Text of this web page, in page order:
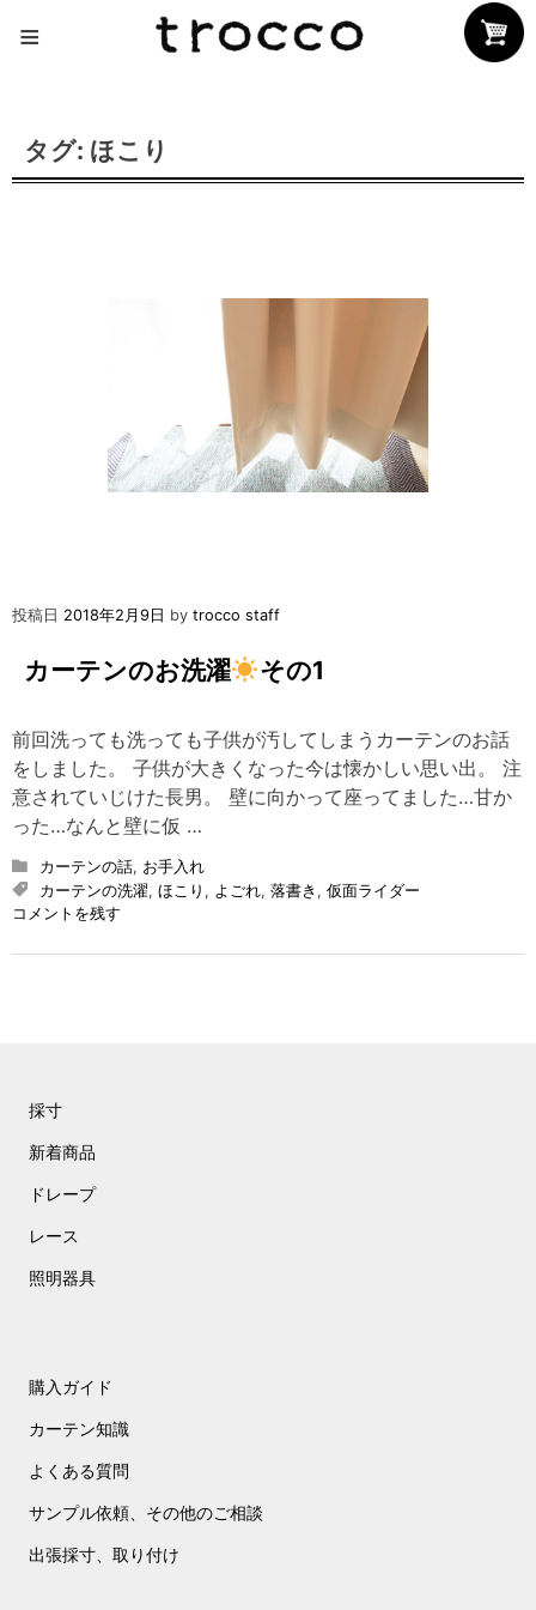
≡
タグ: ほこり
投稿日 2018年2月9日 by trocco staff
カーテンのお洗濯 その1
前回洗っても洗っても子供が汚してしまうカーテンのお話
をしました。 子供が大きくなった今は懐かしい思い出。 注
意されていじけた長男。 壁に向かって座ってました…甘か
った…なんと壁に仮 …
カーテンの話, お手入れ
カーテンの洗濯,ほこり , よごれ,落書き ,仮面ライダー
コメントを残す
ー
採寸
新着商品
ドレープ
レース
照明器具
購入ガイド
カーテン知識
よくある質問
サンプル依頼、その他のご相談
出張採寸、取り付け